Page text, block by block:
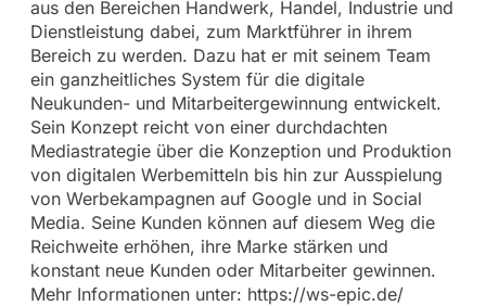
aus den Bereichen Handwerk, Handel, Industrie und
Dienstleistung dabei, zum Marktführer in ihrem
Bereich zu werden. Dazu hat er mit seinem Team
ein ganzheitliches System für die digitale
Neukunden- und Mitarbeitergewinnung entwickelt.
Sein Konzept reicht von einer durchdachten
Mediastrategie über die Konzeption und Produktion
von digitalen Werbemitteln bis hin zur Ausspielung
von Werbekampagnen auf Google und in Social
Media. Seine Kunden können auf diesem Weg die
Reichweite erhöhen, ihre Marke stärken und
konstant neue Kunden oder Mitarbeiter gewinnen.
Mehr Informationen unter: https://ws-epic.de/